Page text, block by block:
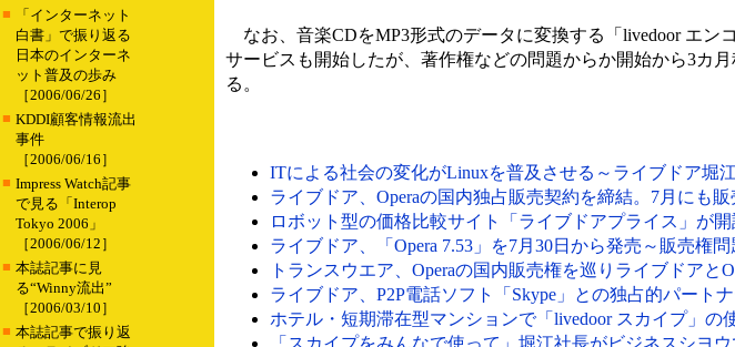
■
「インターネット
白書」で振り返る
日本のインターネ
ット普及の歩み
［2006/06/26］
■ KDDI顧客情報流出
事件
［2006/06/16］
■ Impress Watch記事
で見る「Interop
Tokyo 2006」
［2006/06/12］
■ 本誌記事に見
る“Winny流出”
［2006/03/10］
■ 本誌記事で振り返
なお、音楽CDをMP3形式のデータに変換する「livedoor エン
サービスも開始したが、著作権などの問題からか開始から3カ
る。
ITによる社会の変化がLinuxを普及させる～ライブドア堀江
ライブドア、Operaの国内独占販売契約を締結。7月にも販
ロボット型の価格比較サイト「ライブドアプライス」が開
ライブドア、「Opera 7.53」を7月30日から発売～販売権問
トランスウエア、Operaの国内販売権を巡りライブドアと
ライブドア、P2P電話ソフト「Skype」との独占的パートナ
ホテル・短期滞在型マンションで「livedoor スカイプ」の
「スカイプをみんなで使って」堀江社長がビジネスシヨウ